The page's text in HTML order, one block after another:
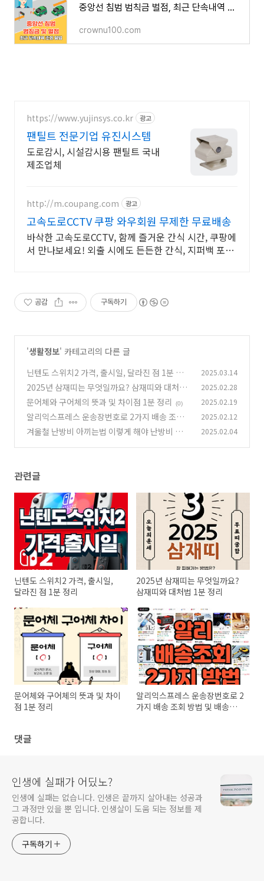
중앙선 침범 범칙금 벌점, 최근 단속내역 조회 방법
crownu100.com
https://www.yujinsys.co.kr 광고
팬틸트 전문기업 유진시스템
도로감시, 시설감시용 팬틸트 국내
제조업체
http://m.coupang.com 광고
고속도로CCTV 쿠팡 와우회원 무제한 무료배송
바삭한 고속도로CCTV, 함께 즐거운 간식 시간, 쿠팡에
서 만나보세요! 외출 시에도 든든한 간식, 지퍼백 포장
공감 구독하기
'생활정보' 카테고리의 다른 글
닌텐도 스위치2 가격, 출시일, 달라진 점 1분 정
리 (0)
2025.03.14
2025년 삼재띠는 무엇일까요? 삼재띠와 대처법
1분 정리 (0)
2025.02.28
문어체와 구어체의 뜻과 및 차이점 1분 정리 (0) 2025.02.19
알리익스프레스 운송장번호로 2가지 배송 조회
방법 및 배송추적 (0)
2025.02.12
겨울철 난방비 아끼는법 이렇게 해야 난방비 폭탄
2025.02.04
관련글
닌텐도 스위치2 가격, 출시일,
달라진 점 1분 정리
2025년 삼재띠는 무엇일까요?
삼재띠와 대처법 1분 정리
문어체와 구어체의 뜻과 및 차이
점 1분 정리
알리익스프레스 운송장번호로 2
가지 배송 조회 방법 및 배송추
댓글
인생에 실패가 어딨노?
인생에 실패는 없습니다. 인생은 끝까지 살아내는 성공과
그 과정만 있을 뿐 입니다. 인생살이 도움 되는 정보를 제
공합니다.
구독하기